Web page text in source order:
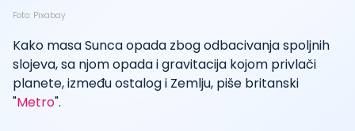
Foto: Pixabay
Kako masa Sunca opada zbog odbacivanja spoljnih
slojeva, sa njom opada i gravitacija kojom privlači
planete, između ostalog i Zemlju, piše britanski
"Metro".